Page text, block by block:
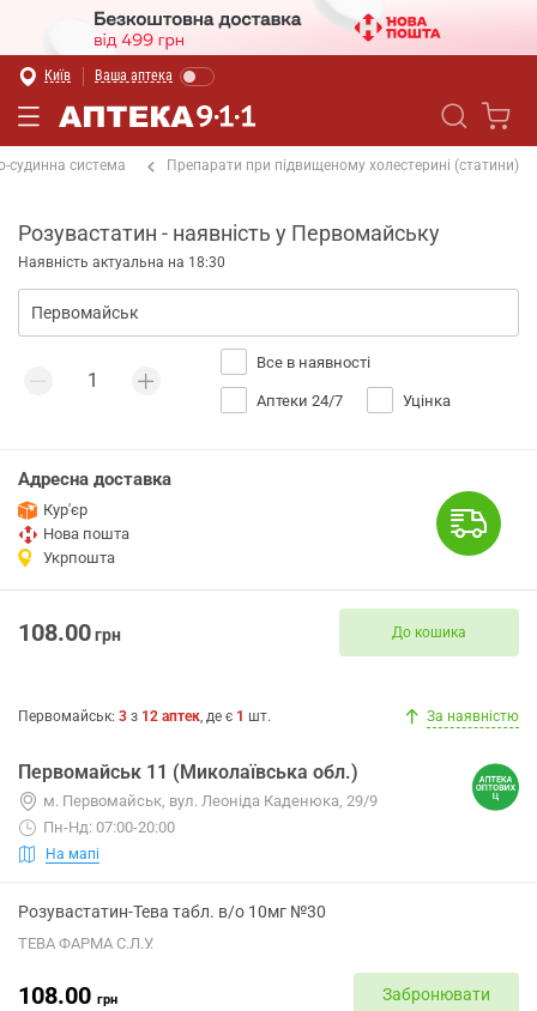
Київ Ваша аптека
судинна система Препарати при підвищеному холестерині (статини)
Розувастатин - наявність у Первомайську
Наявність актуальна на 18:30
Все в наявності
Аптеки 24/7 Уцінка
Адресна доставка
Кур'єр
Нова пошта
Укрпошта
108.00грн До кошика
Первомайськ: 3 з 12 аптек, де є 1 шт. За наявністю
Первомайськ 11 (Миколаївська обл.)
м. Первомайськ, вул. Леоніда Каденюка, 29/9
Пн-Нд: 07:00-20:00
На мапі
Розувастатин-Тева табл. в/о 10мг №30
ТЕВА ФАРМА С.Л.У.
108.00 грн Забронювати